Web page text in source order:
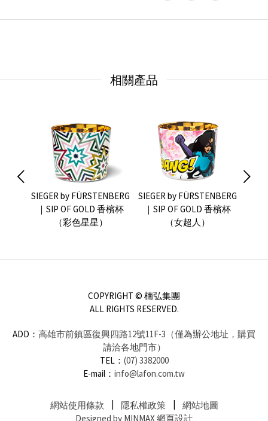
相關產品
SIEGER by FÜRSTENBERG
｜SIP OF GOLD 香檳杯
（彩色星星）
SIEGER by FÜRSTENBERG
｜SIP OF GOLD 香檳杯
（女超人）
COPYRIGHT © 楠弘集團
ALL RIGHTS RESERVED.
ADD： 高雄市前鎮區復興四路12號11F-3（僅為辦公地址，購買
請洽各地門市）
TEL： (07) 3382000
E-mail： info@lafon.com.tw
網站使用條款 隱私權政策
網站地圖
Designed by MINMAX 網頁設計